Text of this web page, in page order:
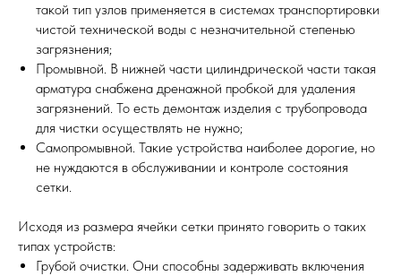
такой тип узлов применяется в системах транспортировки
чистой технической воды с незначительной степенью
загрязнения;
Промывной. В нижней части цилиндрической части такая
арматура снабжена дренажной пробкой для удаления
загрязнений. То есть демонтаж изделия с трубопровода
для чистки осуществлять не нужно;
Самопромывной. Такие устройства наиболее дорогие, но
не нуждаются в обслуживании и контроле состояния
сетки.
Исходя из размера ячейки сетки принято говорить о таких
типах устройств:
Грубой очистки. Они способны задерживать включения